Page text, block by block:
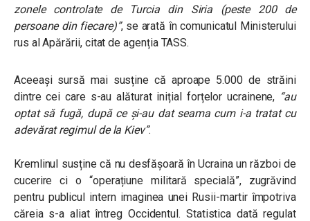
zonele controlate de Turcia din Siria (peste 200 de
persoane din fiecare)”, se arată în comunicatul Ministerului
rus al Apărării, citat de agenția TASS.
Aceeași sursă mai susține că aproape 5.000 de străini
dintre cei care s-au alăturat inițial forțelor ucrainene, “au
optat să fugă, după ce și-au dat seama cum i-a tratat cu
adevărat regimul de la Kiev”.
Kremlinul susține că nu desfășoară în Ucraina un război de
cucerire ci o “operațiune militară specială”, zugrăvind
pentru publicul intern imaginea unei Rusii-martir împotriva
căreia s-a aliat întreg Occidentul. Statistica dată regulat